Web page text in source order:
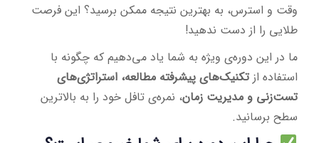
وقت و استرس، به بهترین نتیجه ممکن برسید؟ این فرصت
طلایی را از دست ندهید!
ما در این دوره‌ی ویژه به شما یاد می‌دهیم که چگونه با
استفاده از تکنیک‌های پیشرفته مطالعه، استراتژی‌های
تست‌زنی و مدیریت زمان، نمره‌ی تافل خود را به بالاترین
سطح برسانید.